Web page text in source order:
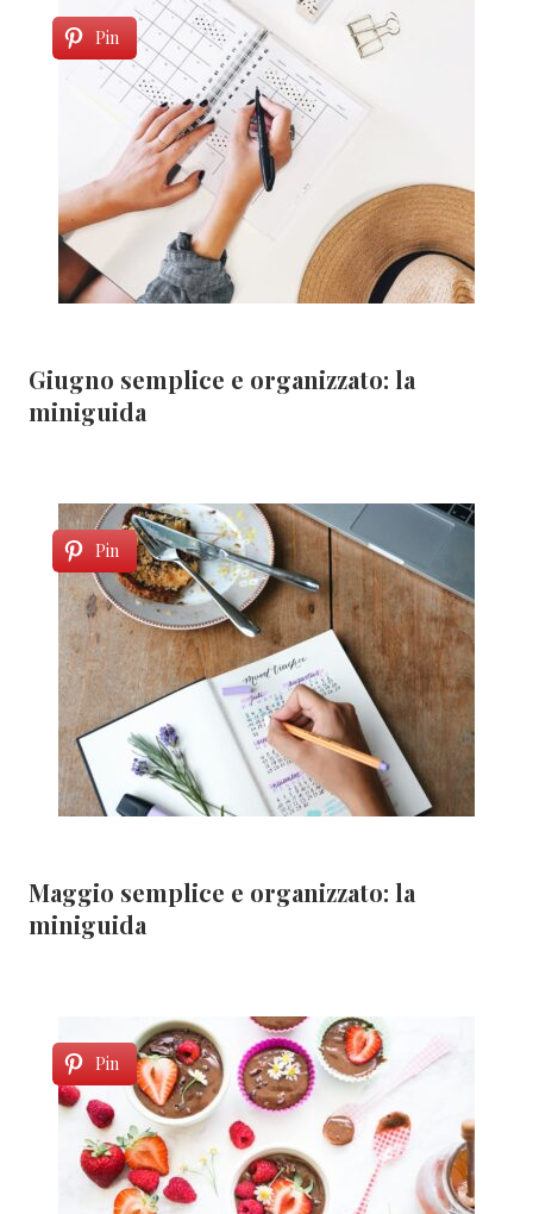
Pin
Giugno semplice e organizzato: la
miniguida
Pin
Maggio semplice e organizzato: la
miniguida
Pin